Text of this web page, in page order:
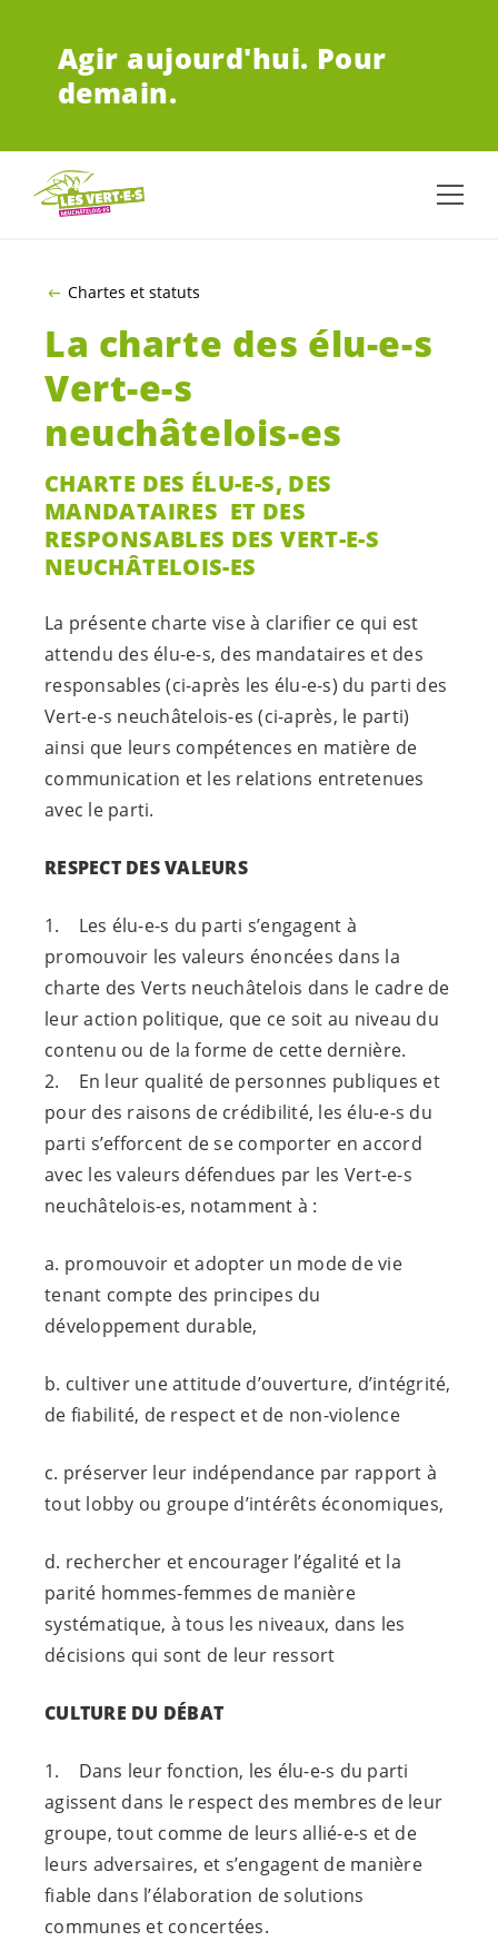
Agir aujourd'hui. Pour
demain.
Chartes et statuts
La charte des élu-e-s
Vert-e-s
neuchâtelois-es
CHARTE DES ÉLU-E-S, DES
MANDATAIRES ET DES
RESPONSABLES DESVERT-E-S
NEUCHÂTELOIS-ES
La présente charte vise à clarifier ce qui est
attendu des élu-e-s, des mandataires et des
responsables (ci-après les élu-e-s) du parti des
Vert-e-s neuchâtelois-es (ci-après, le parti)
ainsi que leurs compétences en matière de
communication et les relations entretenues
avec le parti.
RESPECT DES VALEURS
1. Les élu-e-s du parti s’engagent à
promouvoir les valeurs énoncées dans la
charte des Verts neuchâtelois dans le cadre de
leur action politique, que ce soit au niveau du
contenu ou de la forme de cette dernière.
2. En leur qualité de personnes publiques et
pour des raisons de crédibilité, les élu-e-s du
parti s’efforcent de se comporter en accord
avec les valeurs défendues par les Vert-e-s
neuchâtelois-es, notamment à :
a. promouvoir et adopter un mode de vie
tenant compte des principes du
développement durable,
b. cultiver une attitude d’ouverture, d’intégrité,
de fiabilité, de respect et de non-violence
c. préserver leur indépendance par rapport à
tout lobby ou groupe d’intérêts économiques,
d. rechercher et encourager l’égalité et la
parité hommes-femmes de manière
systématique, à tous les niveaux, dans les
décisions qui sont de leur ressort
CULTURE DU DÉBAT
1. Dans leur fonction, les élu-e-s du parti
agissent dans le respect des membres de leur
groupe, tout comme de leurs allié-e-s et de
leurs adversaires, et s’engagent de manière
fiable dans l’élaboration de solutions
communes et concertées.